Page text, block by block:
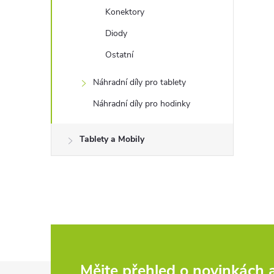
Konektory
Diody
Ostatní
Náhradní díly pro tablety
Náhradní díly pro hodinky
Tablety a Mobily